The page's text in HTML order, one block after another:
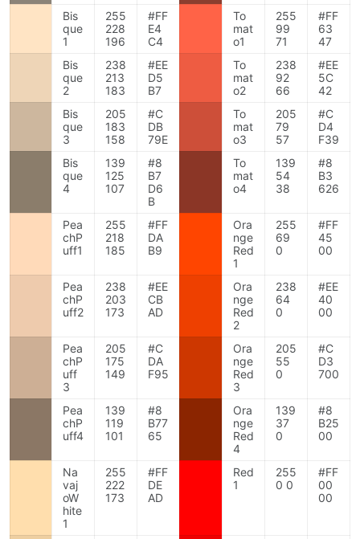
Bis
que
1
255
228
196
#FF
E4
C4
To
mat
o1
255
99
71
#FF
63
47
Bis
que
2
238
213
183
#EE
D5
B7
To
mat
o2
238
92
66
#EE
5C
42
Bis
que
3
205
183
158
#C
DB
79E
To
mat
o3
205
79
57
#C
D4
F39
Bis
que
4
139
125
107
#8
B7
D6
B
To
mat
o4
139
54
38
#8
B3
626
Pea
chP
uff1
255
218
185
#FF
DA
B9
Ora
nge
Red
1
255
69
0
#FF
45
00
Pea
chP
uff2
238
203
173
#EE
CB
AD
Ora
nge
Red
2
238
64
0
#EE
40
00
Pea
chP
uff
3
205
175
149
#C
DA
F95
Ora
nge
Red
3
205
55
0
#C
D3
700
Pea
chP
uff4
139
119
101
#8
B77
65
Ora
nge
Red
4
139
37
0
#8
B25
00
Na
vaj
oW
hite
1
255
222
173
#FF
DE
AD
Red
1
255
0 0
#FF
00
00